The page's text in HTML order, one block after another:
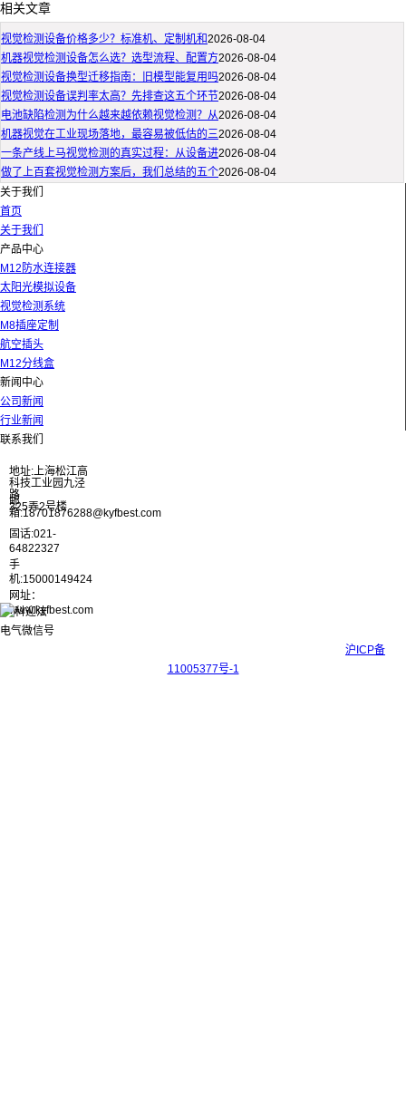
相关文章
视觉检测设备价格多少？标准机、定制机和2026-08-04
机器视觉检测设备怎么选？选型流程、配置方2026-08-04
视觉检测设备换型迁移指南：旧模型能复用吗2026-08-04
视觉检测设备误判率太高？先排查这五个环节2026-08-04
电池缺陷检测为什么越来越依赖视觉检测？从2026-08-04
机器视觉在工业现场落地，最容易被低估的三2026-08-04
一条产线上马视觉检测的真实过程：从设备进2026-08-04
做了上百套视觉检测方案后，我们总结的五个2026-08-04
关于我们
首页
关于我们
产品中心
M12防水连接器
太阳光模拟设备
视觉检测系统
M8插座定制
航空插头
M12分线盒
新闻中心
公司新闻
行业新闻
联系我们
地址:上海松江高
科技工业园九泾
路
325弄2号楼
邮
箱:18701876288@kyfbest.com
固话:021-
64822327
手
机:15000149424
网址：
www.kyfbest.com
沪ICP备
11005377号-1